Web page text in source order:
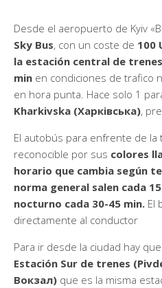
Desde el aeropuerto de Kyiv
Sky Bus, con un coste de 100
la estación central de
min en condiciones de trafico
en hora punta. Hace solo 1
Kharkivska (Харківська),
El autobús para enfrente de la
reconocible por sus colores
horario que cambia según
norma general salen cada
nocturno cada 30-45 min. El
directamente al conductor
Para ir desde la ciudad hay
Estación Sur de trenes
Вокзал) que es la misma